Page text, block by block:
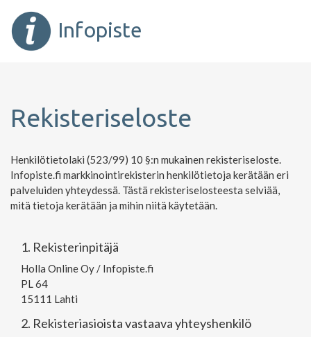
Infopiste
Rekisteriseloste
Henkilötietolaki (523/99) 10 §:n mukainen rekisteriseloste.
Infopiste.fi markkinointirekisterin henkilötietoja kerätään eri
palveluiden yhteydessä. Tästä rekisteriselosteesta selviää,
mitä tietoja kerätään ja mihin niitä käytetään.
1. Rekisterinpitäjä
Holla Online Oy / Infopiste.fi
PL 64
15111 Lahti
2. Rekisteriasioista vastaava yhteyshenkilö